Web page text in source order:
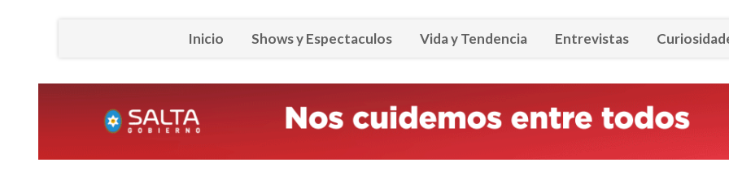
Inicio Shows y Espectaculos Vida y Tendencia Entrevistas